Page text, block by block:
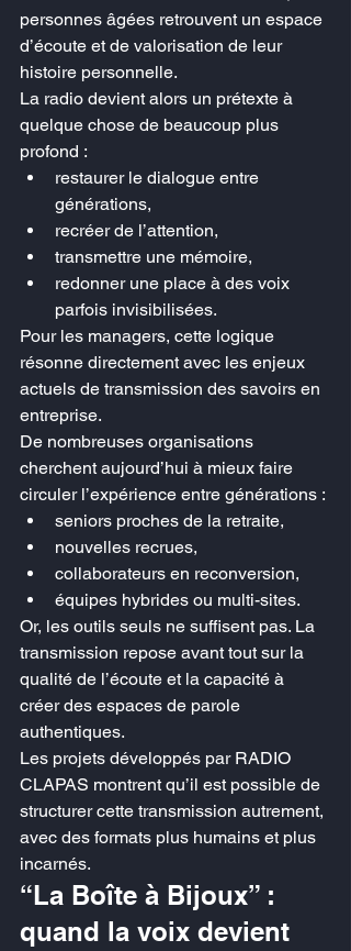
personnes âgées retrouvent un espace
d’écoute et de valorisation de leur
histoire personnelle.
La radio devient alors un prétexte à
quelque chose de beaucoup plus
profond :
restaurer le dialogue entre
générations,
recréer de l’attention,
transmettre une mémoire,
redonner une place à des voix
parfois invisibilisées.
Pour les managers, cette logique
résonne directement avec les enjeux
actuels de transmission des savoirs en
entreprise.
De nombreuses organisations
cherchent aujourd’hui à mieux faire
circuler l’expérience entre générations :
seniors proches de la retraite,
nouvelles recrues,
collaborateurs en reconversion,
équipes hybrides ou multi-sites.
Or, les outils seuls ne suffisent pas. La
transmission repose avant tout sur la
qualité de l’écoute et la capacité à
créer des espaces de parole
authentiques.
Les projets développés par RADIO
CLAPAS montrent qu’il est possible de
structurer cette transmission autrement,
avec des formats plus humains et plus
incarnés.
“La Boîte à Bijoux” :
quand la voix devient